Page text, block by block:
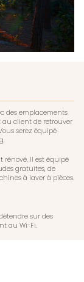
des emplacements
au client de retrouver
serez équipé
Il est équipé
gratuites, de
à laver à pièces.
sur des
au Wi-Fi.